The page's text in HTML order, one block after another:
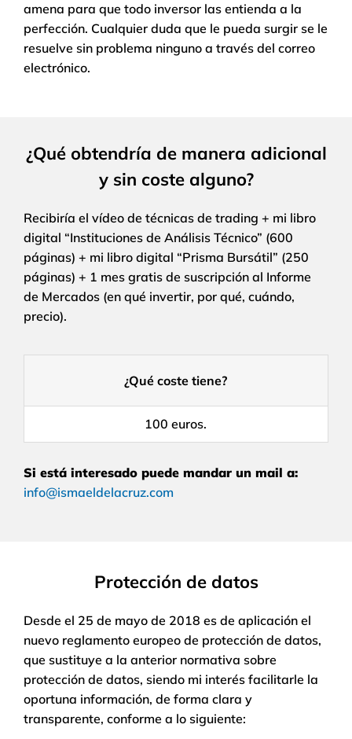
amena para que todo inversor las entienda a la
perfección. Cualquier duda que le pueda surgir se le
resuelve sin problema ninguno a través del correo
electrónico.
¿Qué obtendría de manera adicional
y sin coste alguno?
Recibiría el vídeo de técnicas de trading + mi libro
digital “Instituciones de Análisis Técnico” (600
páginas) + mi libro digital “Prisma Bursátil” (250
páginas) + 1 mes gratis de suscripción al Informe
de Mercados (en qué invertir, por qué, cuándo,
precio).
¿Qué coste tiene?
100 euros.
Si está interesado puede mandar un mail a:
info@ismaeldelacruz.com
Protección de datos
Desde el 25 de mayo de 2018 es de aplicación el
nuevo reglamento europeo de protección de datos,
que sustituye a la anterior normativa sobre
protección de datos, siendo mi interés facilitarle la
oportuna información, de forma clara y
transparente, conforme a lo siguiente: